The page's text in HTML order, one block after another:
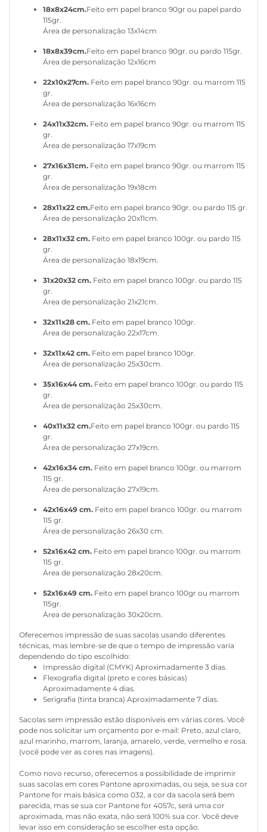
18x8x24cm.Feito em papel branco 90gr ou papel pardo
115gr.
Área de personalização 13x14cm
18x8x39cm.Feito em papel branco 90gr. ou pardo 115gr.
Área de personalização 12x16cm
22x10x27cm. Feito em papel branco 90gr. ou marrom 115
gr.
Área de personalização 16x16cm
24x11x32cm. Feito em papel branco 90gr. ou marrom 115
gr.
Área de personalização 17x19cm
27x16x31cm. Feito em papel branco 90gr. ou marrom 115
gr.
Área de personalização 19x18cm
28x11x22 cm.Feito em papel branco 90gr. ou pardo 115 gr.
Área de personalização 20x11cm.
28x11x32 cm. Feito em papel branco 100gr. ou pardo 115
gr.
Área de personalização 18x19cm.
31x20x32 cm. Feito em papel branco 100gr. ou pardo 115
gr.
Área de personalização 21x21cm.
32x11x28 cm. Feito em papel branco 100gr.
Área de personalização 22x17cm.
32x11x42 cm. Feito em papel branco 100gr.
Área de personalização 25x30cm.
35x16x44 cm. Feito em papel branco 100gr. ou pardo 115
gr.
Área de personalização 25x30cm.
40x11x32 cm.Feito em papel branco 100gr. ou pardo 115
gr.
Área de personalização 27x19cm.
42x16x34 cm. Feito em papel branco 100gr. ou marrom
115 gr.
Área de personalização 27x19cm.
42x16x49 cm. Feito em papel branco 100gr. ou marrom
115 gr.
Área de personalização 26x30 cm.
52x16x42 cm. Feito em papel branco 100gr. ou marrom
115 gr.
Área de personalização 28x20cm.
52x16x49 cm. Feito em papel branco 100gr ou marrom
115gr.
Área de personalização 30x20cm.
Oferecemos impressão de suas sacolas usando diferentes
técnicas, mas lembre-se de que o tempo de impressão varia
dependendo do tipo escolhido:
Impressão digital (CMYK) Aproximadamente 3 dias.
Flexografia digital (preto e cores básicas)
Aproximadamente 4 dias.
Serigrafia (tinta branca) Aproximadamente 7 dias.
Sacolas sem impressão estão disponíveis em várias cores. Você
pode nos solicitar um orçamento por e-mail: Preto, azul claro,
azul marinho, marrom, laranja, amarelo, verde, vermelho e rosa.
(você pode ver as cores nas imagens).
Como novo recurso, oferecemos a possibilidade de imprimir
suas sacolas em cores Pantone aproximadas, ou seja, se sua cor
Pantone for mais básica como 032, a cor da sacola será bem
parecida, mas se sua cor Pantone for 4057c, será uma cor
aproximada, mas não exata, não será 100% sua cor. Você deve
levar isso em consideração se escolher esta opção.